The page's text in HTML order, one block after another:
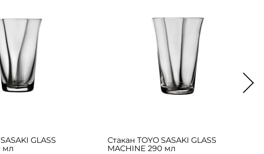
GLASS
мл
Стакан TOYO SASAKI GLASS
MACHINE 290 мл